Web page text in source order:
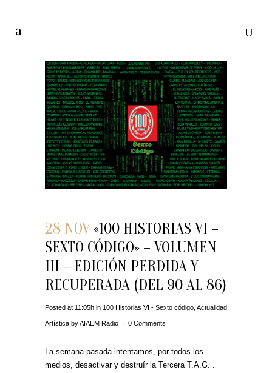
28 NOV«100 HISTORIAS VI –
SEXTO CÓDIGO» – VOLUMEN
III – EDICIÓN PERDIDA Y
RECUPERADA (DEL 90 AL 86)
Posted at 11:05h in 100 Historias VI - Sexto código Actualidad
Artística byAIAEM Radio 0 Comments
La semana pasada intentamos, por todos los
medios, desactivar y destruír la Tercera T.A.G. .